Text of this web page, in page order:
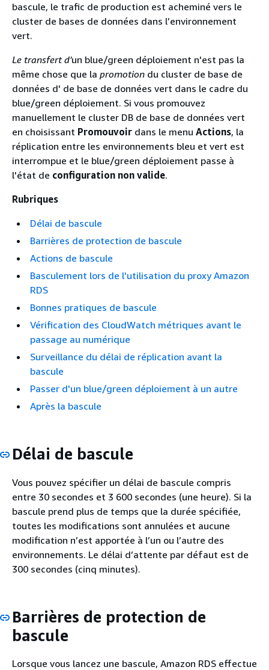
bascule, le trafic de production est acheminé vers le
cluster de bases de données dans l’environnement
vert.
Le transfert d'un blue/green déploiement n'est pas la
même chose que la promotion du cluster de base de
données d' de base de données vert dans le cadre du
blue/green déploiement. Si vous promouvez
manuellement le cluster DB de base de données vert
en choisissant Promouvoir dans le menu Actions, la
réplication entre les environnements bleu et vert est
interrompue et le blue/green déploiement passe à
l'état de configuration non valide.
Rubriques
Délai de bascule
Barrières de protection de bascule
Actions de bascule
Basculement lors de l'utilisation du proxy Amazon
RDS
Bonnes pratiques de bascule
Vérification des CloudWatch métriques avant le
passage au numérique
Surveillance du délai de réplication avant la
bascule
Passer d'un blue/green déploiement à un autre
Après la bascule
Délai de bascule
Vous pouvez spécifier un délai de bascule compris
entre 30 secondes et 3 600 secondes (une heure). Si la
bascule prend plus de temps que la durée spécifiée,
toutes les modifications sont annulées et aucune
modification n’est apportée à l’un ou l’autre des
environnements. Le délai d’attente par défaut est de
300 secondes (cinq minutes).
Barrières de protection de
bascule
Lorsque vous lancez une bascule, Amazon RDS effectue